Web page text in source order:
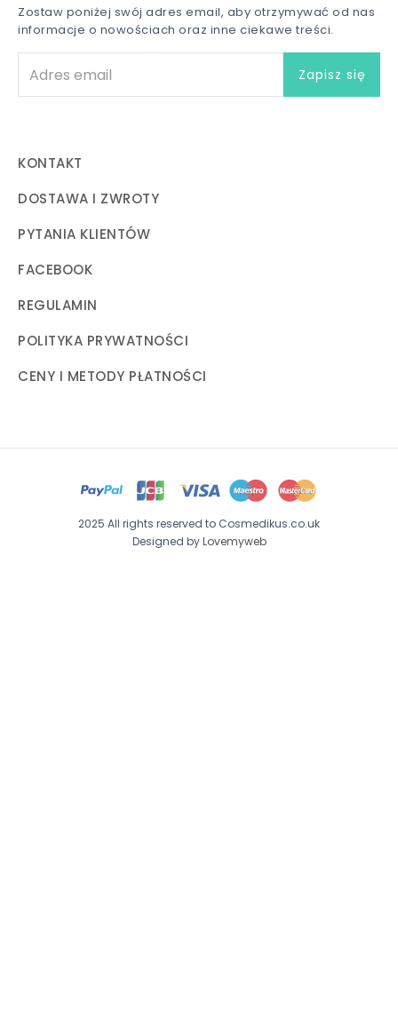
Zostaw poniżej swój adres email, aby otrzymywać od nas
informacje o nowościach oraz inne ciekawe treści.
KONTAKT
DOSTAWA I ZWROTY
PYTANIA KLIENTÓW
FACEBOOK
REGULAMIN
POLITYKA PRYWATNOŚCI
CENY I METODY PŁATNOŚCI
2025 All rights reserved to Cosmedikus.co.uk
Designed byLovemyweb